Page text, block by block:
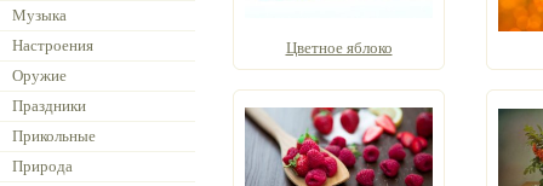
Музыка
Настроения
Оружие
Праздники
Прикольные
Природа
Цветное яблоко